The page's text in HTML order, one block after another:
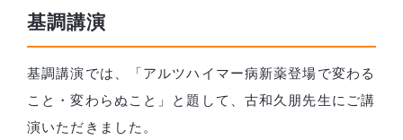
基調講演
基調講演では、「アルツハイマー病新薬登場で変わる
こと・変わらぬこと」と題して、古和久朋先生にご講
演いただきました。